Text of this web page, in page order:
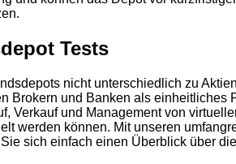
Tests
nicht unterschiedlich zu
Brokern und Banken als einheitliches
Verkauf und Management von
werden können. Mit unseren
sich einfach einen Überblick über